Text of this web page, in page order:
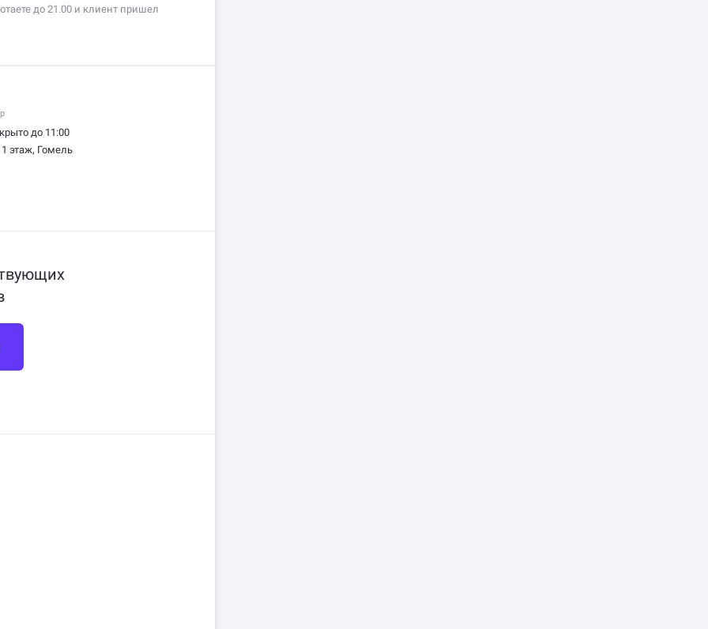
до 21.00 и клиент пришел
клиента или указывайте
перестаёте принимать людей....
до 11:00
этаж, Гомель